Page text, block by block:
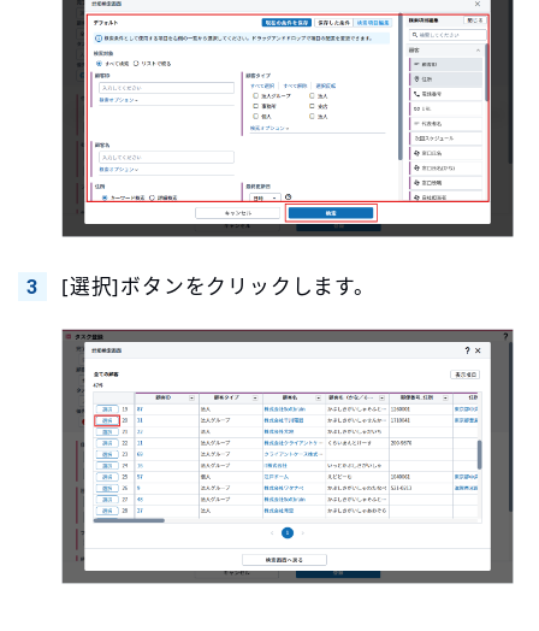
[選択]ボタンをクリックします。